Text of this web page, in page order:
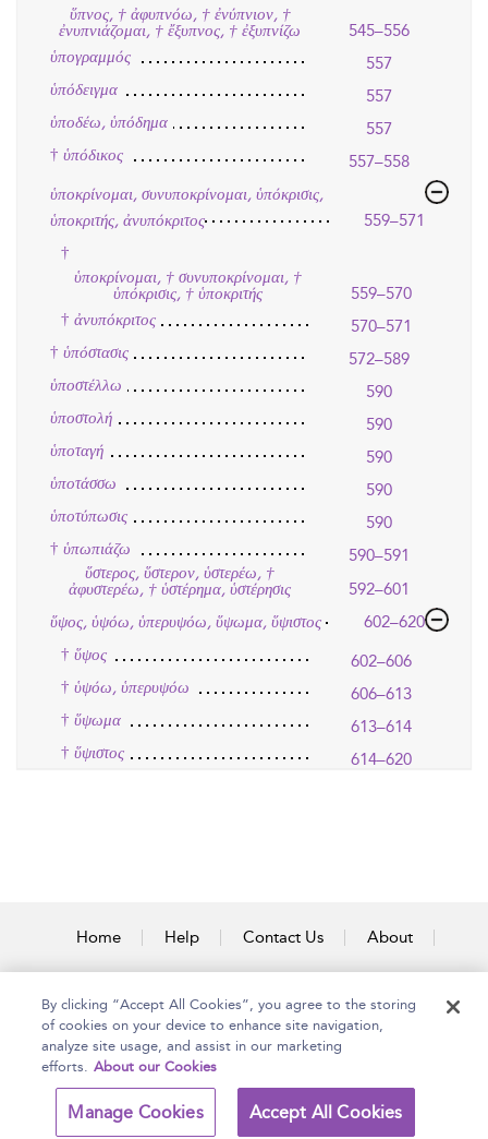
ὕπνος, † ἀφυπνόω, † ἐνύπνιον, †
ἐνυπνιάζομαι, † ἔξυπνος, † ἐξυπνίζω
545–556
ὑπογραμμός
557
ὑπόδειγμα
557
ὑποδέω, ὑπόδημα
557
† ὑπόδικος
557–558
ὑποκρίνομαι, συνυποκρίνομαι, ὑπόκρισις,
ὑποκριτής, ἀνυπόκριτος
559–571
†
ὑποκρίνομαι, † συνυποκρίνομαι, †
ὑπόκρισις, † ὑποκριτής
559–570
† ἀνυπόκριτος
570–571
† ὑπόστασις
572–589
ὑποστέλλω
590
ὑποστολή
590
ὑποταγή
590
ὑποτάσσω
590
ὑποτύπωσις
590
† ὑπωπιάζω
590–591
ὕστερος, ὕστερον, ὑστερέω, †
ἀφυστερέω, † ὑστέρημα, ὑστέρησις
592–601
ὕψος, ὑψόω, ὑπερυψόω, ὕψωμα, ὕψιστος
602–620
† ὕψος
602–606
† ὑψόω, ὑπερυψόω
606–613
† ὕψωμα
613–614
† ὕψιστος 614–620
Home Help Contact Us About
Copyright Bloomsbury
Publishing Plc 2025
Terms and Conditions
By clicking “Accept All Cookies”, you agree to the storing
of cookies on your device to enhance site navigation,
analyze site usage, and assist in our marketing
efforts. About our Cookies
Manage Cookies Accept All Cookies